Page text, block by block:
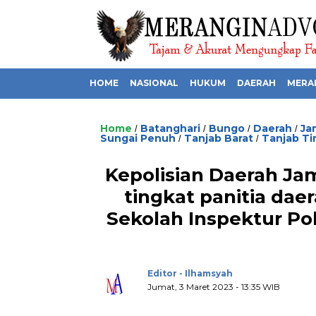
HOME NASIONAL HUKUM DAERAH
Home / Batanghari / Bungo / Daerah /
Sungai Penuh / Tanjab Barat / Tanjab
Kepolisian Daerah
tingkat panitia
Sekolah Inspektur
Editor - Ilhamsyah
Jumat, 3 Maret 2023 - 13:35 WIB